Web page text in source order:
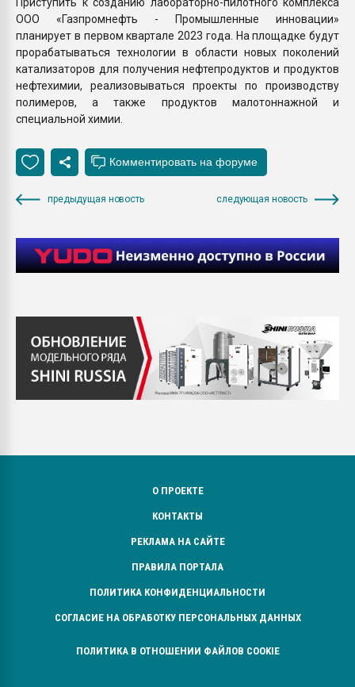
ООО «Газпромнефть - Промышленные инновации»
планирует в первом квартале 2023 года. На площадке будут
прорабатываться технологии в области новых поколений
катализаторов для получения нефтепродуктов и продуктов
нефтехимии, реализовываться проекты по производству
полимеров, а также продуктов малотоннажной и
специальной химии.
предыдущая новость следующая новость
О ПРОЕКТЕ
КОНТАКТЫ
РЕКЛАМА НА САЙТЕ
ПРАВИЛА ПОРТАЛА
ПОЛИТИКА КОНФИДЕНЦИАЛЬНОСТИ
СОГЛАСИЕ НА ОБРАБОТКУ ПЕРСОНАЛЬНЫХ ДАННЫХ
ПОЛИТИКА В ОТНОШЕНИИ ФАЙЛОВ COOKIE